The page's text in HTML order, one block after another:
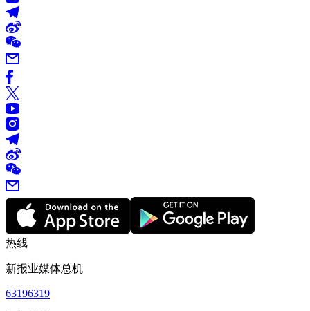
热线
新报业媒体总机
63196319